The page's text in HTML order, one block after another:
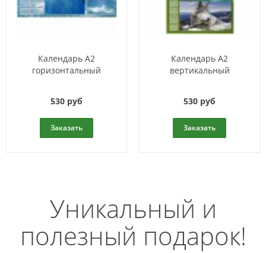
Календарь A2
горизонтальный
530 руб
Заказать
Календарь A2
вертикальный
530 руб
Заказать
Уникальный и
полезный подарок!